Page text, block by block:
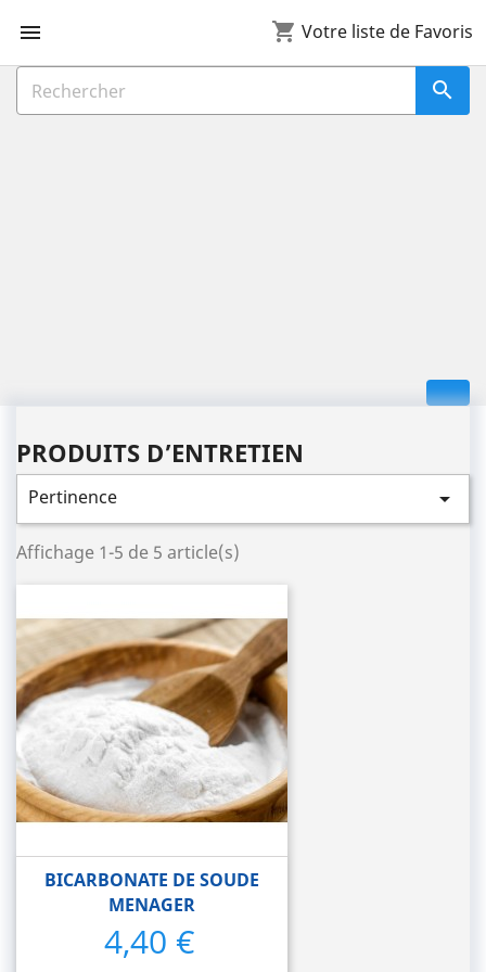
 shopping_cart Votre liste de Favoris

PRODUITS D’ENTRETIEN
Pertinence 
Affichage 1-5 de 5 article(s)
BICARBONATE DE SOUDE
MENAGER
Prix
4,40 €